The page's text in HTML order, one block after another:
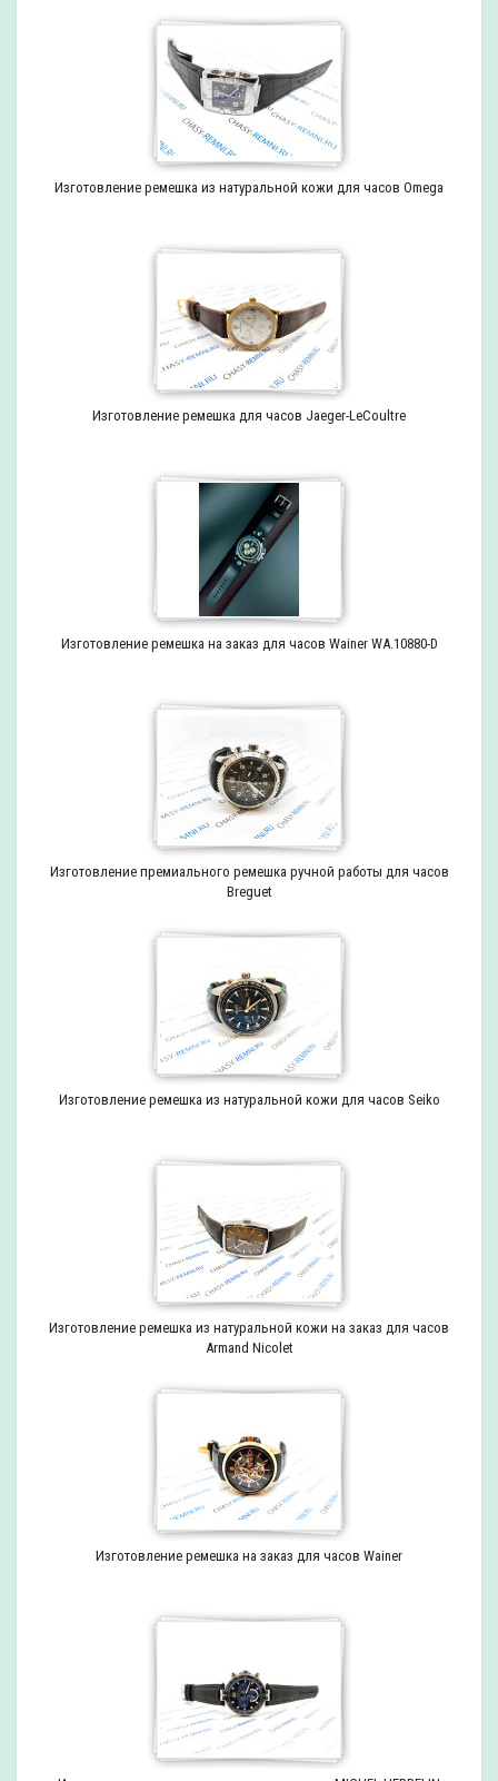
Изготовление ремешка из натуральной кожи для часов Omega
Изготовление ремешка для часов Jaeger-LeCoultre
Изготовление ремешка на заказ для часов Wainer WA.10880-D
Изготовление премиального ремешка ручной работы для часов
Breguet
Изготовление ремешка из натуральной кожи для часов Seiko
Изготовление ремешка из натуральной кожи на заказ для часов
Armand Nicolet
Изготовление ремешка на заказ для часов Wainer